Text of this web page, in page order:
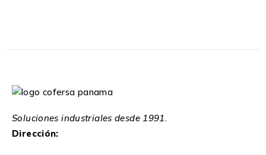
Soluciones industriales desde 1991.
Dirección: